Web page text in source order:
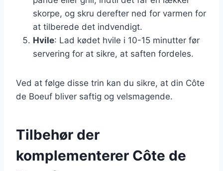
skorpe, og skru derefter ned for varmen for
at tilberede det indvendigt.
Hvile: Lad kødet hvile i 10-15 minutter før
servering for at sikre, at saften fordeles.
Ved at følge disse trin kan du sikre, at din Côte
de Boeuf bliver saftig og velsmagende.
Tilbehør der
komplementerer Côte de